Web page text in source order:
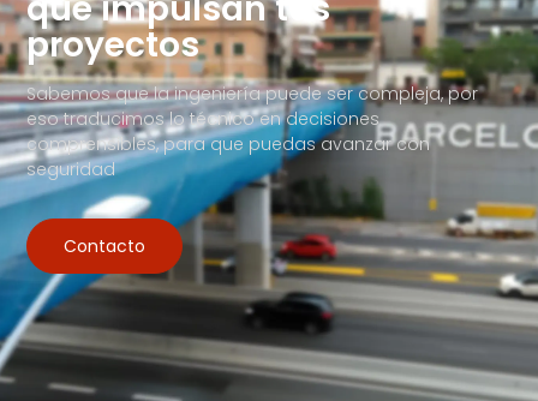
proyectos
Sabemos que la ingeniería puede ser compleja, por
eso traducimos lo técnico en decisiones
comprensibles, para que puedas avanzar con
seguridad
Contacto